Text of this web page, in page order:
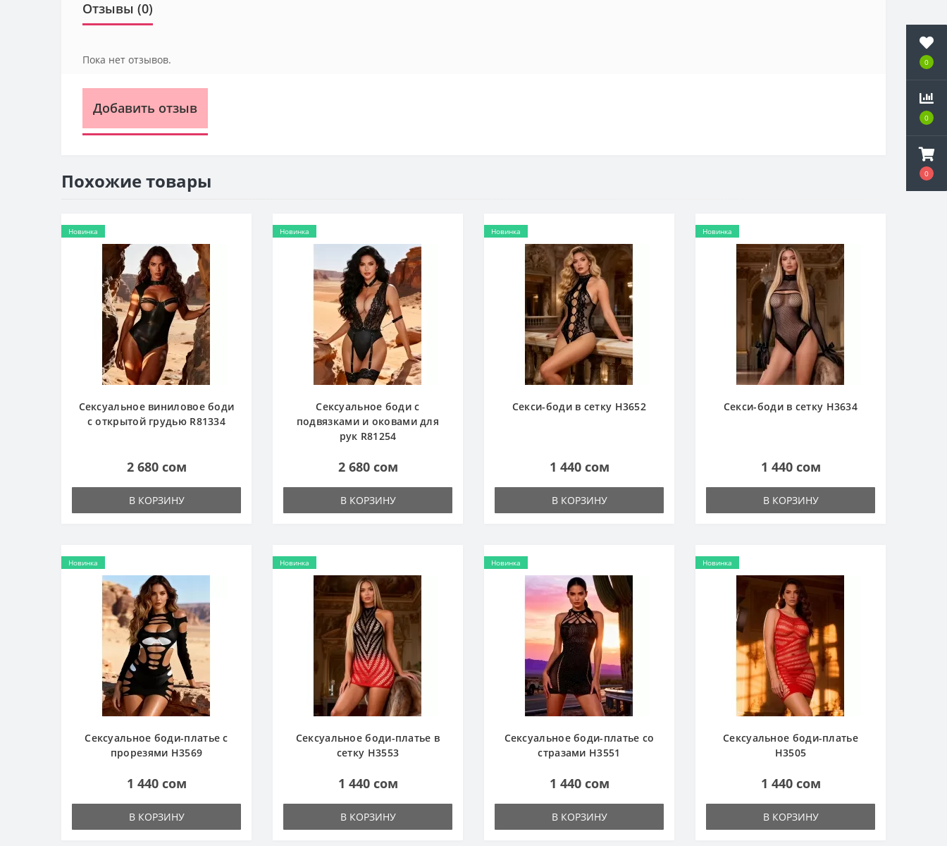
0
0
0
Отзывы (0)
Пока нет отзывов.
Добавить отзыв
Похожие товары
Новинка
Сексуальное виниловое боди
с открытой грудью R81334
2 680 сом
В КОРЗИНУ
Новинка
Сексуальное боди с
подвязками и оковами для
рук R81254
2 680 сом
В КОРЗИНУ
Новинка
Секси-боди в сетку H3652
1 440 сом
В КОРЗИНУ
Новинка
Секси-боди в сетку H3634
1 440 сом
В КОРЗИНУ
Новинка
Сексуальное боди-платье с
прорезями H3569
1 440 сом
В КОРЗИНУ
Новинка
Сексуальное боди-платье в
сетку H3553
1 440 сом
В КОРЗИНУ
Новинка
Сексуальное боди-платье со
стразами H3551
1 440 сом
В КОРЗИНУ
Новинка
Сексуальное боди-платье
H3505
1 440 сом
В КОРЗИНУ